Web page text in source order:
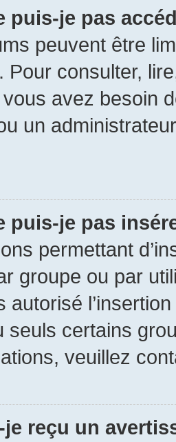
puis-je pas
peuvent être
Pour consulter,
avez besoin
un
puis-je pas
permettant
groupe ou par
autorisé
seuls certains
veuillez
reçu un